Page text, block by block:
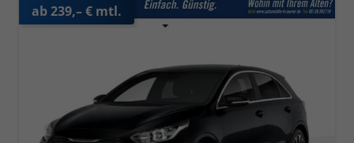
ab 239,– € mtl.